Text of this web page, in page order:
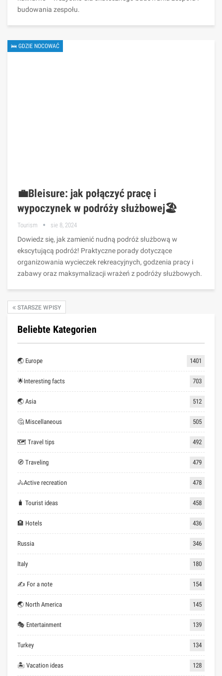
budowania zespołu.
🛌 GDZIE NOCOWAĆ
💼Bleisure: jak połączyć pracę i
wypoczynek w podróży służbowej🏖️
Tourism sie 8, 2024
Dowiedz się, jak zamienić nudną podróż służbową w
ekscytującą podróż! Praktyczne porady dotyczące
organizowania wycieczek rekreacyjnych, godzenia pracy i
zabawy oraz maksymalizacji wrażeń z podróży służbowych.
STARSZE WPISY
Beliebte Kategorien
🌏 Europe 1401
🌟Interesting facts 703
🌏 Asia 512
🤔 Miscellaneous 505
🗺 Travel tips 492
🧭 Traveling 479
🚴Active recreation 478
🧳 Tourist ideas 458
🏨 Hotels 436
Russia 346
Italy 180
✍ For a note 154
🌏 North America 145
🎭 Entertainment 139
Turkey 134
🏝 Vacation ideas 128